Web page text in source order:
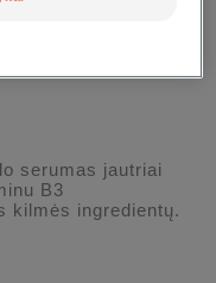
serumas jautriai
B3
kilmės ingredientų.